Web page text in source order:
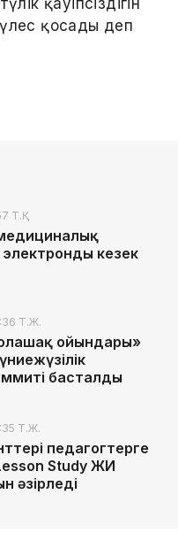
қауіпсіздігін
қосады деп
Т.Қ.
кезек
Т.Ж.
ойындары»
басталды
Т.Ж.
педагогтерге
Study ЖИ
әзірледі